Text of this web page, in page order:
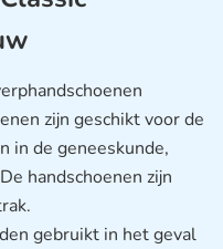
zijn geschikt voor de
in de geneeskunde,
handschoenen zijn
gebruikt in het geval